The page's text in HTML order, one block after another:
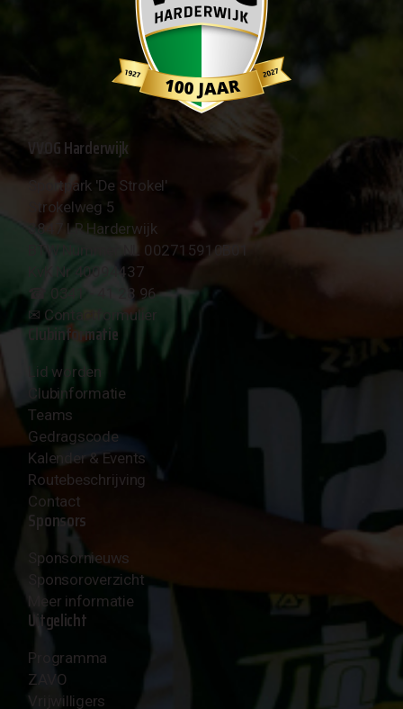
VVOG Harderwijk
Sportpark 'De Strokel'
Strokelweg 5
3847 LR Harderwijk
BTW Nummer NL 002715910B01
KvK Nr 40094437
☎︎ 0341 - 41 28 96
✉︎ Contactformulier
Clubinformatie
Lid worden
Clubinformatie
Teams
Gedragscode
Kalender & Events
Routebeschrijving
Contact
Sponsors
Sponsornieuws
Sponsoroverzicht
Meer informatie
Uitgelicht
Programma
ZAVO
Vrijwilligers